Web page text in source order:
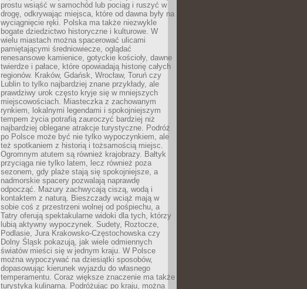
prostu wsiąść w samochód lub pociąg i ruszyć w
drogę, odkrywając miejsca, które od dawna były na
wyciągnięcie ręki. Polska ma także niezwykle
bogate dziedzictwo historyczne i kulturowe. W
wielu miastach można spacerować ulicami
pamiętającymi średniowiecze, oglądać
renesansowe kamienice, gotyckie kościoły, dawne
twierdze i pałace, które opowiadają historię całych
regionów. Kraków, Gdańsk, Wrocław, Toruń czy
Lublin to tylko najbardziej znane przykłady, ale
prawdziwy urok często kryje się w mniejszych
miejscowościach. Miasteczka z zachowanym
rynkiem, lokalnymi legendami i spokojniejszym
tempem życia potrafią zauroczyć bardziej niż
najbardziej oblegane atrakcje turystyczne. Podróż
po Polsce może być nie tylko wypoczynkiem, ale
też spotkaniem z historią i tożsamością miejsc.
Ogromnym atutem są również krajobrazy. Bałtyk
przyciąga nie tylko latem, lecz również poza
sezonem, gdy plaże stają się spokojniejsze, a
nadmorskie spacery pozwalają naprawdę
odpocząć. Mazury zachwycają ciszą, wodą i
kontaktem z naturą. Bieszczady wciąż mają w
sobie coś z przestrzeni wolnej od pośpiechu, a
Tatry oferują spektakularne widoki dla tych, którzy
lubią aktywny wypoczynek. Sudety, Roztocze,
Podlasie, Jura Krakowsko-Częstochowska czy
Dolny Śląsk pokazują, jak wiele odmiennych
światów mieści się w jednym kraju. W Polsce
można wypoczywać na dziesiątki sposobów,
dopasowując kierunek wyjazdu do własnego
temperamentu. Coraz większe znaczenie ma także
turystyka kulinarna. Podróżując po kraju, można